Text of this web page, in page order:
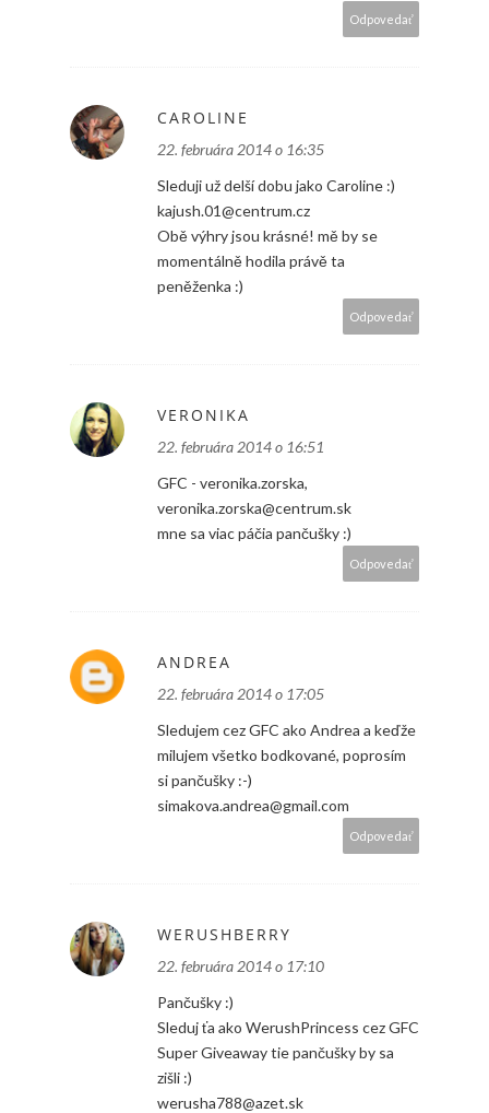
Odpovedať
CAROLINE
22. februára 2014 o 16:35
Sleduji už delší dobu jako Caroline :)
kajush.01@centrum.cz
Obě výhry jsou krásné! mě by se
momentálně hodila právě ta
peněženka :)
Odpovedať
VERONIKA
22. februára 2014 o 16:51
GFC - veronika.zorska,
veronika.zorska@centrum.sk
mne sa viac páčia pančušky :)
Odpovedať
ANDREA
22. februára 2014 o 17:05
Sledujem cez GFC ako Andrea a keďže
milujem všetko bodkované, poprosím
si pančušky :-)
simakova.andrea@gmail.com
Odpovedať
WERUSHBERRY
22. februára 2014 o 17:10
Pančušky :)
Sleduj ťa ako WerushPrincess cez GFC
Super Giveaway tie pančušky by sa
zišli :)
werusha788@azet.sk